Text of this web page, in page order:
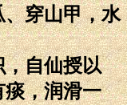
穿山甲，水
自仙授以
，润滑一